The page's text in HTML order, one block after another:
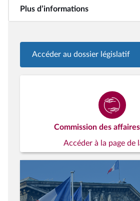
Plus d’informations
<b>Plus
Accéder au dossier législatif
Commission des
Accéder à la page de